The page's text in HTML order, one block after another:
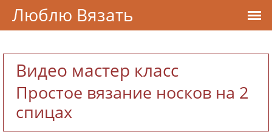
Видео мастер класс
Простое вязание носков на 2
спицах
Люблю Вязать